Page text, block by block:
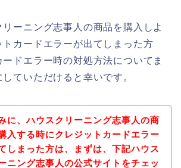
リーニング志事人の商品を購入しよ
トカードエラーが出てしまった方
ドエラー時の対処方法についてま
ていただけると幸いです。
に、ハウスクリーニング志事人の商
入する時にクレジットカードエラー
しまった方は、まずは、下記ハウス
ニング志事人の公式サイトをチェッ